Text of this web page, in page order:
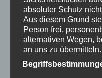
Wirtschaft. Die vier
setzten auf die
in der Forstwirtschaft,
absoluter Schutz
Aus diesem Grund
Person frei,
alternativen Wegen,
an uns zu übermitteln.